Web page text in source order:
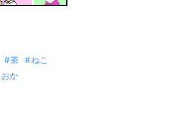
茶
ねこ
か